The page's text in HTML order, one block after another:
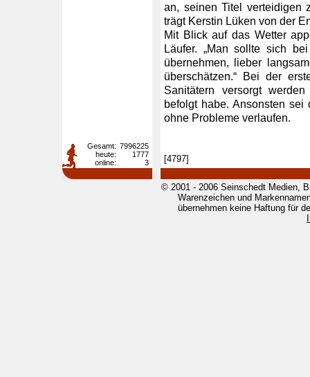
an, seinen Titel verteidigen
trägt Kerstin Lüken von der
Mit Blick auf das Wetter
Läufer. „Man sollte sich
übernehmen, lieber
überschätzen.“ Bei der
Sanitätern versorgt
befolgt habe. Ansonsten sei
ohne Probleme verlaufen.
[4797]
Gesamt: 7996225
heute:
1777
online:
3
© 2001 - 2006 Seinschedt Medien,
Warenzeichen und
übernehmen keine Haftung für